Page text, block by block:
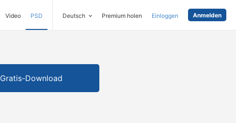
Video PSD Deutsch Premium holen Einloggen Anmelden
Gratis-Download